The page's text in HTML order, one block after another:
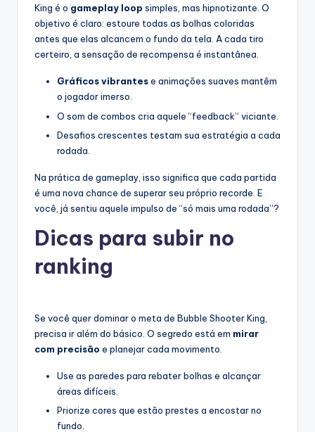
King é o gameplay loop simples, mas hipnotizante. O
objetivo é claro: estoure todas as bolhas coloridas
antes que elas alcancem o fundo da tela. A cada tiro
certeiro, a sensação de recompensa é instantânea.
Gráficos vibrantese animações suaves mantêm
o jogador imerso.
O som de combos cria aquele “feedback” viciante.
Desafios crescentes testam sua estratégia a cada
rodada.
Na prática de gameplay, isso significa que cada partida
é uma nova chance de superar seu próprio recorde. E
você, já sentiu aquele impulso de “só mais uma rodada”?
Dicas para subir no
ranking
Se você quer dominar o meta de Bubble Shooter King,
precisa ir além do básico. O segredo está em mirar
com precisão e planejar cada movimento.
Use as paredes para rebater bolhas e alcançar
áreas difíceis.
Priorize cores que estão prestes a encostar no
fundo.